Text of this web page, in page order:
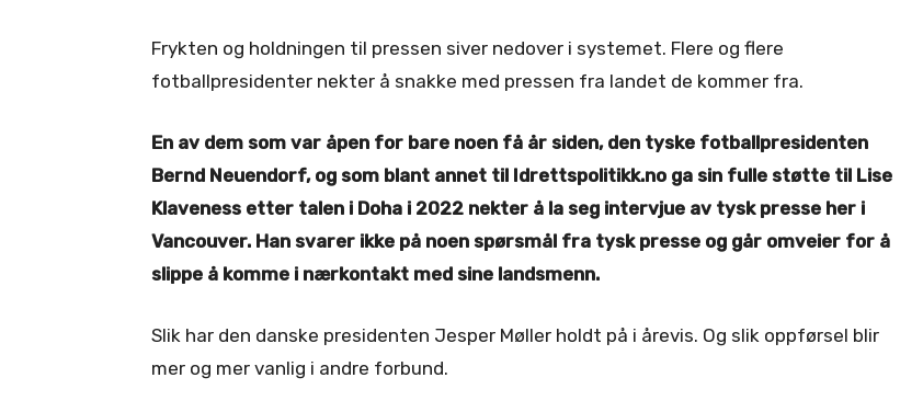
Frykten og holdningen til pressen siver nedover i systemet. Flere og flere
fotballpresidenter nekter å snakke med pressen fra landet de kommer fra.
En av dem som var åpen for bare noen få år siden, den tyske fotballpresidenten
Bernd Neuendorf, og som blant annet til Idrettspolitikk.no ga sin fulle støtte til Lise
Klaveness etter talen i Doha i 2022 nekter å la seg intervjue av tysk presse her i
Vancouver. Han svarer ikke på noen spørsmål fra tysk presse og går omveier for å
slippe å komme i nærkontakt med sine landsmenn.
Slik har den danske presidenten Jesper Møller holdt på i årevis. Og slik oppførsel blir
mer og mer vanlig i andre forbund.